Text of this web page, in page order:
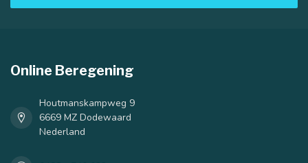
Online Beregening
Houtmanskampweg 9
6669 MZ Dodewaard
Nederland